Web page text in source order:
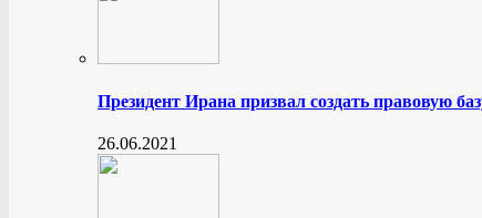
Президент Ирана призвал создать правовую
26.06.2021